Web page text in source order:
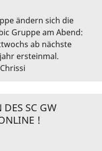
ändern sich die
Gruppe am Abend:
ab nächste
ersteinmal.
DES SC GW
!